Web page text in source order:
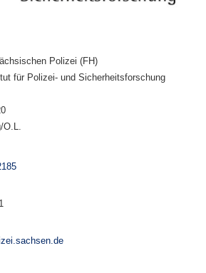
Polizei (FH)
für Polizei- und Sicherheitsforschung